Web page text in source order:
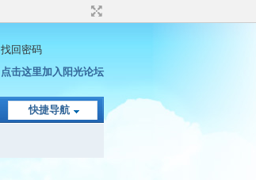
找回密码
点击这里加入阳光论坛
快捷导航